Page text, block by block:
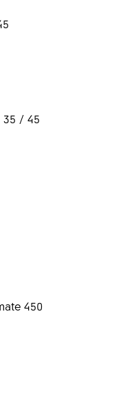
35 / 45
450